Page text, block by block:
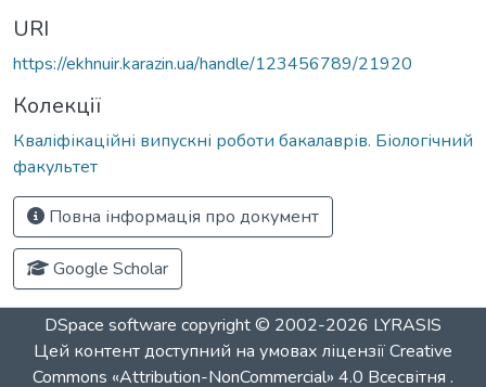
URI
https://ekhnuir.karazin.ua/handle/123456789/21920
Колекції
Кваліфікаційні випускні роботи бакалаврів. Біологічний
факультет
Повна інформація про документ
Google Scholar
DSpace software copyright © 2002-2026 LYRASIS
Цей контент доступний на умовах ліцензіїCreative
Commons «Attribution-NonCommercial» 4.0 Всесвітня .